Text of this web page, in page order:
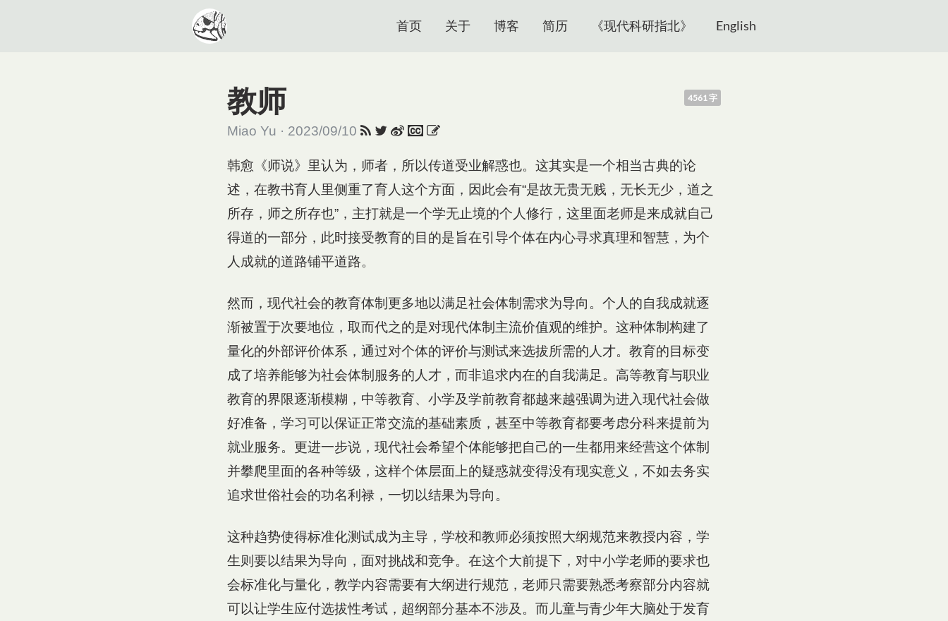
首页 关于 博客 简历 《现代科研指北》 English
4561 字
教师
Miao Yu · 2023/09/10
韩愈《师说》里认为，师者，所以传道受业解惑也。这其实是一个相当古典的论
述，在教书育人里侧重了育人这个方面，因此会有“是故无贵无贱，无长无少，道之
所存，师之所存也”，主打就是一个学无止境的个人修行，这里面老师是来成就自己
得道的一部分，此时接受教育的目的是旨在引导个体在内心寻求真理和智慧，为个
人成就的道路铺平道路。
然而，现代社会的教育体制更多地以满足社会体制需求为导向。个人的自我成就逐
渐被置于次要地位，取而代之的是对现代体制主流价值观的维护。这种体制构建了
量化的外部评价体系，通过对个体的评价与测试来选拔所需的人才。教育的目标变
成了培养能够为社会体制服务的人才，而非追求内在的自我满足。高等教育与职业
教育的界限逐渐模糊，中等教育、小学及学前教育都越来越强调为进入现代社会做
好准备，学习可以保证正常交流的基础素质，甚至中等教育都要考虑分科来提前为
就业服务。更进一步说，现代社会希望个体能够把自己的一生都用来经营这个体制
并攀爬里面的各种等级，这样个体层面上的疑惑就变得没有现实意义，不如去务实
追求世俗社会的功名利禄，一切以结果为导向。
这种趋势使得标准化测试成为主导，学校和教师必须按照大纲规范来教授内容，学
生则要以结果为导向，面对挑战和竞争。在这个大前提下，对中小学老师的要求也
会标准化与量化，教学内容需要有大纲进行规范，老师只需要熟悉考察部分内容就
可以让学生应付选拔性考试，超纲部分基本不涉及。而儿童与青少年大脑处于发育